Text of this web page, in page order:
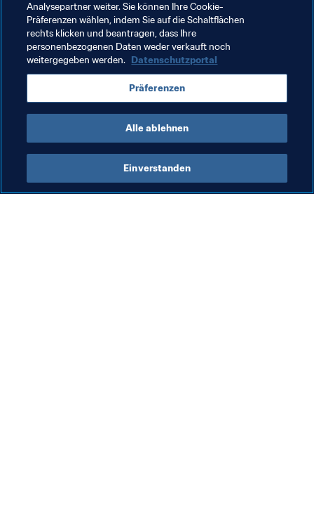
Thailand India Uzbekistan Iraq
Hong Kong, China Malaysia Jordan
Tajikistan Singapore Australia Vietnam
Philippines
Analysepartner weiter. Sie können Ihre Cookie-
Präferenzen wählen, indem Sie auf die Schaltflächen
rechts klicken und beantragen, dass Ihre
personenbezogenen Daten weder verkauft noch
weitergegeben werden. Datenschutzportal
Präferenzen
Alle ablehnen
Einverstanden